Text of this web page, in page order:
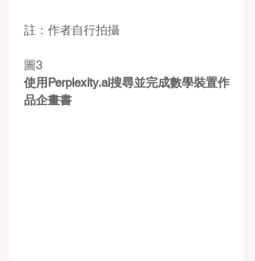
註：作者自行拍攝
圖3
使用Perplexity.ai搜尋並完成數學裝置作
品企畫書